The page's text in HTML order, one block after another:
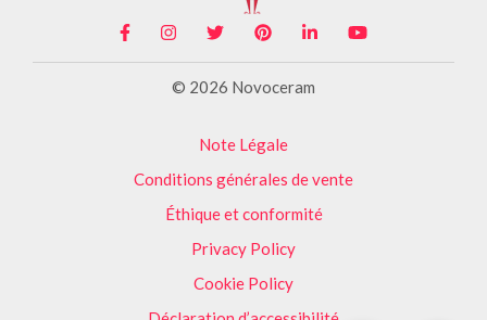
© 2026 Novoceram
Note Légale
Conditions générales de vente
Éthique et conformité
Privacy Policy
Cookie Policy